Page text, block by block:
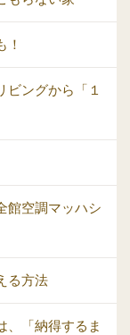
！
ビングから「１
館空調マッハシ
る方法
、「納得するま